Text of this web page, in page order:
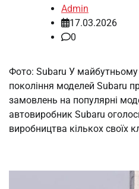
Admin
17.03.2026
0
Фото: Subaru У майбутньому
покоління моделей Subaru
замовлень на популярні
автовиробник Subaru
виробництва кількох своїх